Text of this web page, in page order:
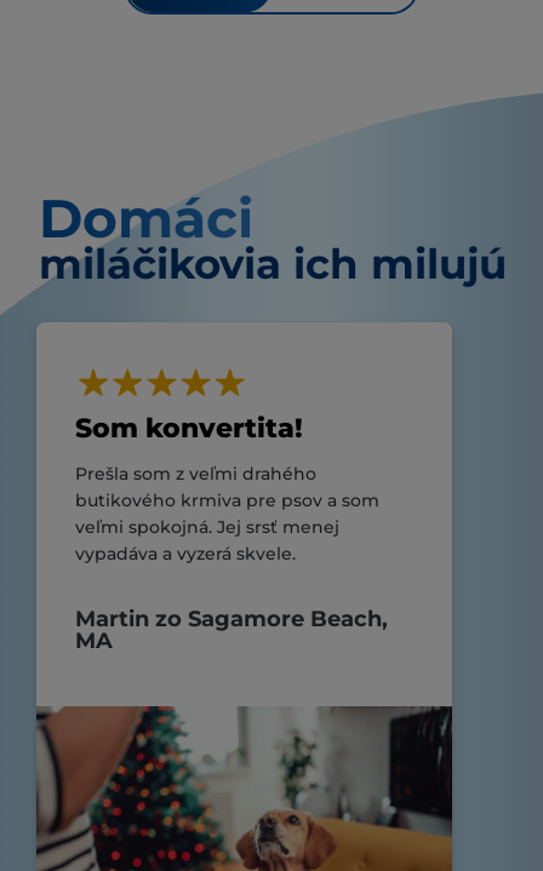
Domáci
miláčikovia ich milujú
Som konvertita!
Prešla som z veľmi drahého
butikového krmiva pre psov a som
veľmi spokojná. Jej srsť menej
vypadáva a vyzerá skvele.
Martin zo Sagamore Beach,
MA